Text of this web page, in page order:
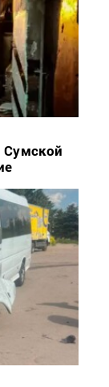
Сумской